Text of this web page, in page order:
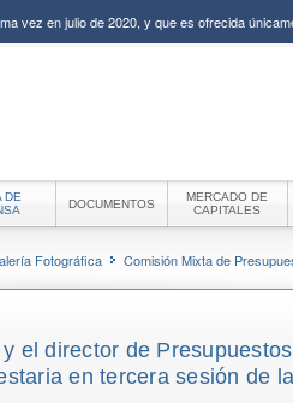
vez en julio de 2020, y que es ofrecida
DE
DOCUMENTOS
MERCADO DE
CAPITALES
Fotográfica Comisión Mixta de
el director de
en tercera sesión de